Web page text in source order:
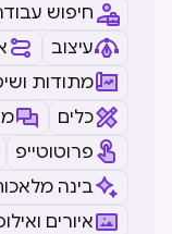
חיפוש
עיצוב
מתודות
כלים
פרוטוטייפ
בינה
איורים